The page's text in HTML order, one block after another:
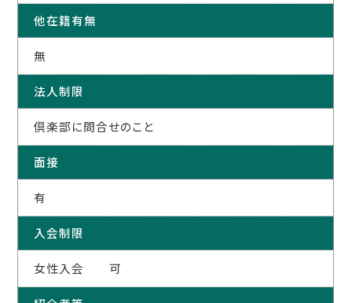
他在籍有無
無
法人制限
倶楽部に問合せのこと
面接
有
入会制限
女性入会 可